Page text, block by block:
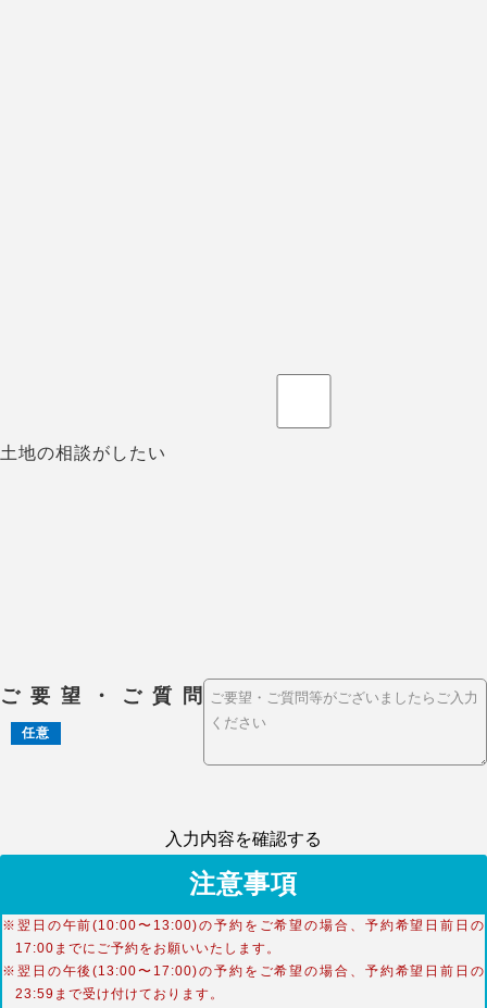
土地の相談がしたい
ご要望・ご質問
任意
入力内容を確認する
注意事項
※翌日の午前(10:00〜13:00)の予約をご希望の場合、予約希望日前日の
17:00までにご予約をお願いいたします。
※翌日の午後(13:00〜17:00)の予約をご希望の場合、予約希望日前日の
23:59まで受け付けております。